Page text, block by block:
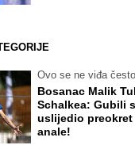
Ovo se ne viđa često
Bosanac Malik
Schalkea: Gubili
uslijedio
anale!